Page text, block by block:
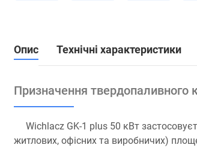
Опис Технічні характеристики
Призначення твердопаливного
Wichlacz GK-1 plus 50 кВт
житлових, офісних та виробничих)